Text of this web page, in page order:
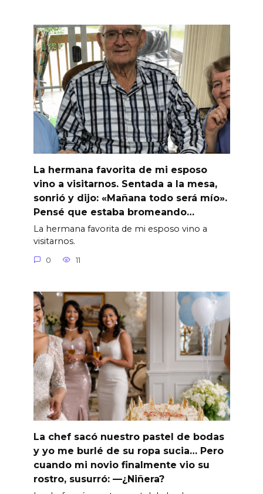
La hermana favorita de mi esposo
vino a visitarnos. Sentada a la mesa,
sonrió y dijo: «Mañana todo será mío».
Pensé que estaba bromeando…
La hermana favorita de mi esposo vino a
visitarnos.
0 11
La chef sacó nuestro pastel de bodas
y yo me burlé de su ropa sucia… Pero
cuando mi novio finalmente vio su
rostro, susurró: —¿Niñera?